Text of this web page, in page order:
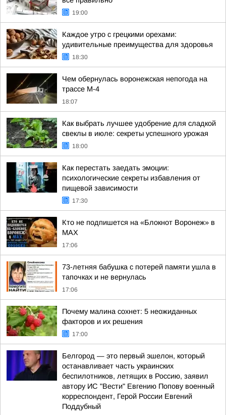
19:00
Каждое утро с грецкими орехами:
удивительные преимущества для здоровья
18:30
Чем обернулась воронежская непогода на
трассе М-4
18:07
Как выбрать лучшее удобрение для сладкой
свеклы в июле: секреты успешного урожая
18:00
Как перестать заедать эмоции:
психологические секреты избавления от
пищевой зависимости
17:30
Кто не подпишется на «Блокнот Воронеж» в
МАХ
17:06
73-летняя бабушка с потерей памяти ушла в
тапочках и не вернулась
17:06
Почему малина сохнет: 5 неожиданных
факторов и их решения
17:00
Белгород — это первый эшелон, который
останавливает часть украинских
беспилотников, летящих в Россию, заявил
автору ИС "Вести" Евгению Попову военный
корреспондент, Герой России Евгений
Поддубный